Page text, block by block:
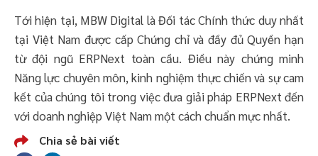
Tới hiện tại, MBW Digital là Đối tác Chính thức duy nhất
tại Việt Nam được cấp Chứng chỉ và đầy đủ Quyền hạn
từ đội ngũ ERPNext toàn cầu. Điều này chứng minh
Năng lực chuyên môn, kinh nghiệm thực chiến và sự cam
kết của chúng tôi trong việc đưa giải pháp ERPNext đến
với doanh nghiệp Việt Nam một cách chuẩn mực nhất.
Chia sẻ bài viết